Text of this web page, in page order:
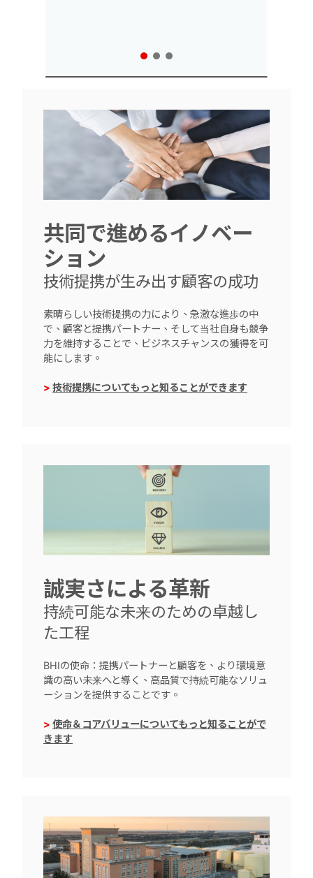
共同で進めるイノベー
ション
技術提携が生み出す顧客の成功
素晴らしい技術提携の力により、急激な進歩の中
で、顧客と提携パートナー、そして当社自身も競争
力を維持することで、ビジネスチャンスの獲得を可
能にします。
> 技術提携についてもっと知ることができます
誠実さによる革新
持続可能な未来のための卓越し
た工程
BHIの使命：提携パートナーと顧客を、より環境意
識の高い未来へと導く、高品質で持続可能なソリュ
ーションを提供することです。
> 使命＆コアバリューについてもっと知ることがで
きます